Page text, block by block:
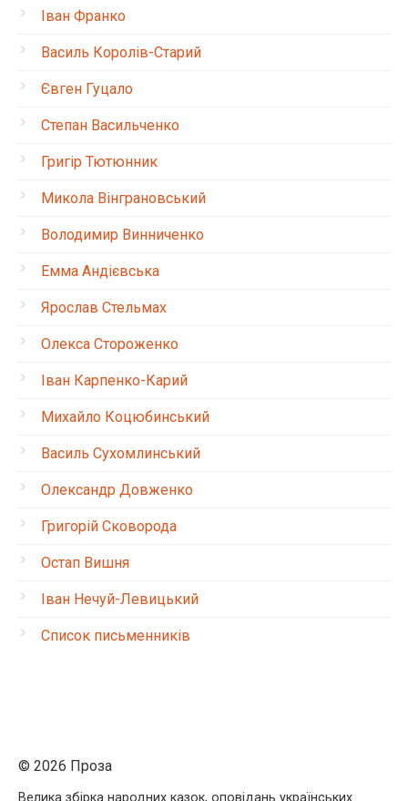
Іван Франко
Василь Королів-Старий
Євген Гуцало
Степан Васильченко
Григір Тютюнник
Микола Вінграновський
Володимир Винниченко
Емма Андієвська
Ярослав Стельмах
Олекса Стороженко
Іван Карпенко-Карий
Михайло Коцюбинський
Василь Сухомлинський
Олександр Довженко
Григорій Сковорода
Остап Вишня
Іван Нечуй-Левицький
Список письменників
© 2026 Проза
Велика збірка народних казок, оповідань українських